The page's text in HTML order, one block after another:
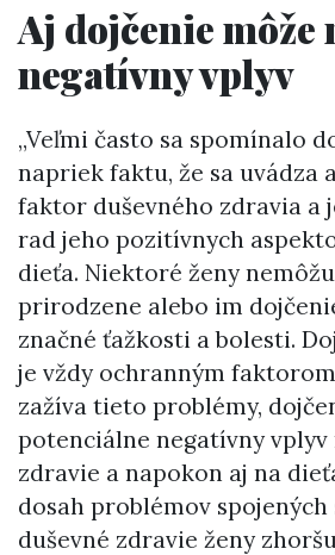
Aj dojčenie môže
negatívny vplyv
„Veľmi často sa spomínalo
napriek faktu, že sa uvádza
faktor duševného zdravia a
rad jeho pozitívnych
dieťa. Niektoré ženy
prirodzene alebo im
značné ťažkosti a bolesti.
je vždy ochranným
zažíva tieto problémy,
potenciálne negatívny vplyv
zdravie a napokon aj na
dosah problémov
duševné zdravie ženy